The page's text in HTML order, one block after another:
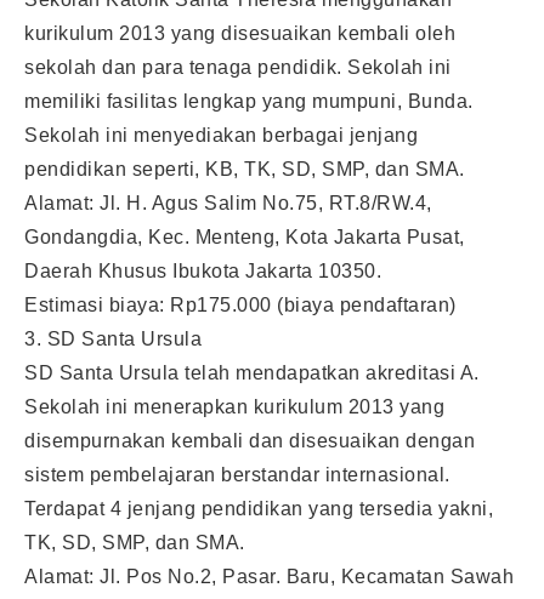
kurikulum 2013 yang disesuaikan kembali oleh
sekolah dan para tenaga pendidik. Sekolah ini
memiliki fasilitas lengkap yang mumpuni, Bunda.
Sekolah ini menyediakan berbagai jenjang
pendidikan seperti, KB, TK, SD, SMP, dan SMA.
Alamat: Jl. H. Agus Salim No.75, RT.8/RW.4,
Gondangdia, Kec. Menteng, Kota Jakarta Pusat,
Daerah Khusus Ibukota Jakarta 10350.
Estimasi biaya: Rp175.000 (biaya pendaftaran)
3. SD Santa Ursula
SD Santa Ursula telah mendapatkan akreditasi A.
Sekolah ini menerapkan kurikulum 2013 yang
disempurnakan kembali dan disesuaikan dengan
sistem pembelajaran berstandar internasional.
Terdapat 4 jenjang pendidikan yang tersedia yakni,
TK, SD, SMP, dan SMA.
Alamat: Jl. Pos No.2, Pasar. Baru, Kecamatan Sawah